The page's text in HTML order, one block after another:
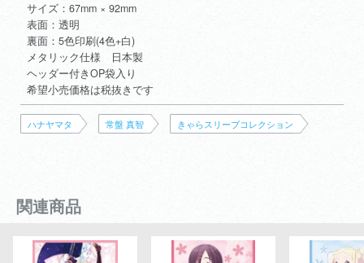
サイズ：67mm × 92mm
表面：透明
裏面：5色印刷(4色+白)
メタリック仕様 日本製
ヘッダー付きOP袋入り
希望小売価格は税抜きです
ハナヤマタ 常盤 真智 きゃらスリーブコレクション
関連商品